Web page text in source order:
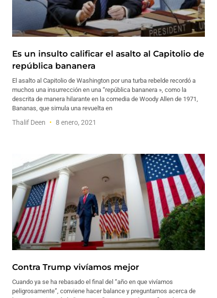
Es un insulto calificar el asalto al Capitolio de
república bananera
El asalto al Capitolio de Washington por una turba rebelde recordó a
muchos una insurrección en una “república bananera », como la
descrita de manera hilarante en la comedia de Woody Allen de 1971,
Bananas, que simula una revuelta en
Thalif Deen 8 enero, 2021
Contra Trump vivíamos mejor
Cuando ya se ha rebasado el final del “año en que vivíamos
peligrosamente”, conviene hacer balance y preguntarnos acerca de